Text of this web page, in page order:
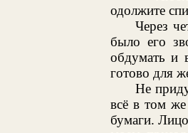
одолжите
Через
было его
обдумать и
готово для
Не
всё в том
бумаги.